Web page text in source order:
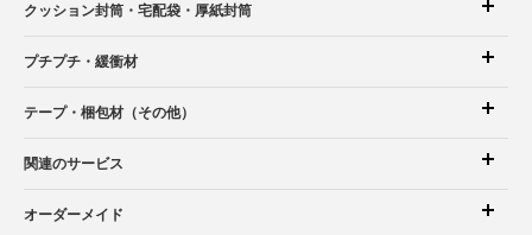
クッション封筒 ・宅配袋 ・厚紙封筒
プチプチ・緩衝材
テープ・梱包材（その他）
関連のサービス
オーダーメイド